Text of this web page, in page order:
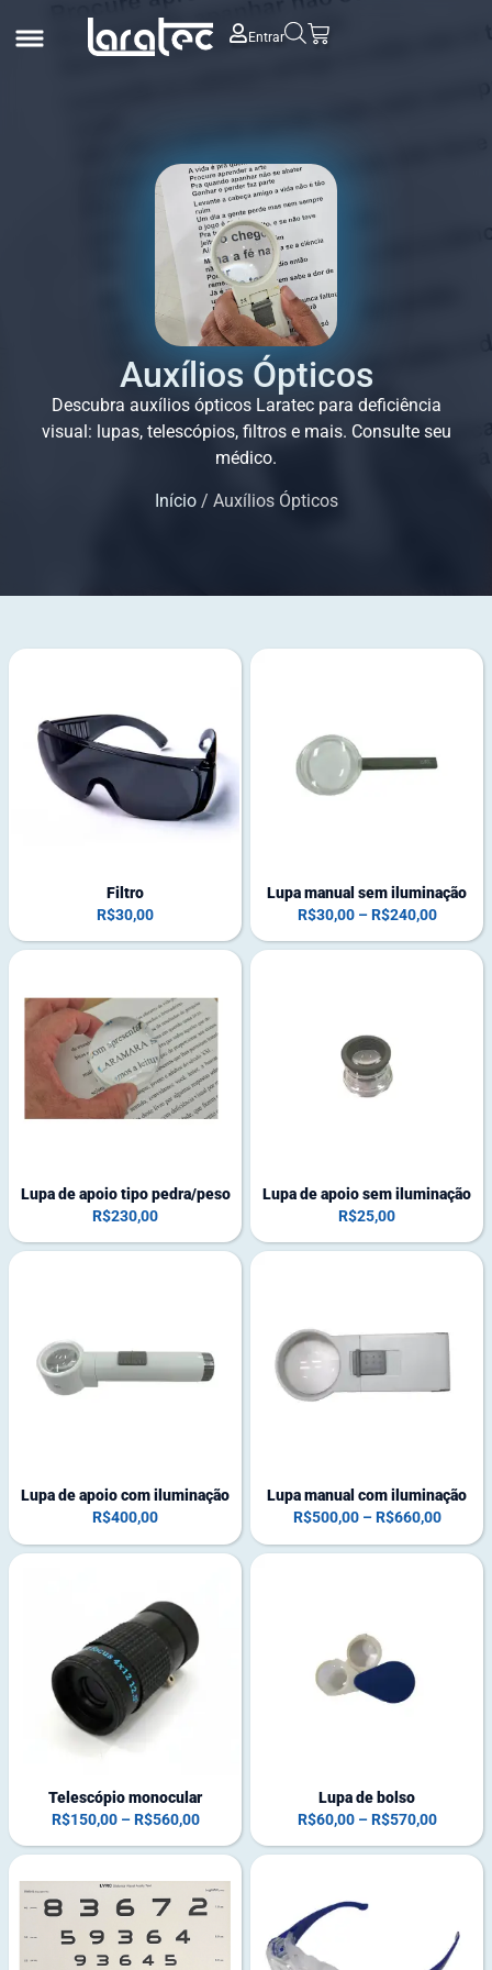
Entrar
Auxílios Ópticos
Descubra auxílios ópticos Laratec para deficiência
visual: lupas, telescópios, filtros e mais. Consulte seu
médico.
Início/ Auxílios Ópticos
Filtro
R$30,00
Lupa manual sem iluminação
R$30,00 – R$240,00
Lupa de apoio tipo pedra/peso
R$230,00
Lupa de apoio sem iluminação
R$25,00
Lupa de apoio com iluminação
R$400,00
Lupa manual com iluminação
R$500,00 – R$660,00
Telescópio monocular
R$150,00 – R$560,00
Lupa de bolso
R$60,00 – R$570,00